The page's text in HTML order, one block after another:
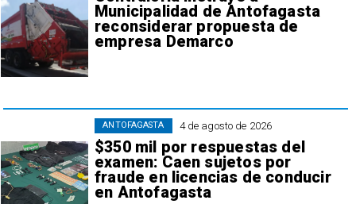
Municipalidad de Antofagasta
reconsiderar propuesta de
empresa Demarco
4 de agosto de 2026
$350 mil por respuestas del
examen: Caen sujetos por
fraude en licencias de conducir
en Antofagasta
ANTOFAGASTA